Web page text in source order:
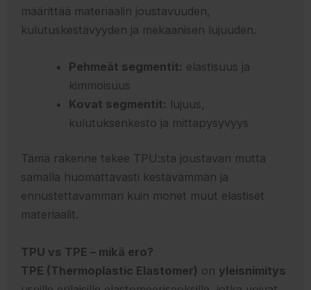
määrittää materiaalin joustavuuden,
kulutuskestävyyden ja mekaanisen lujuuden.
Pehmeät segmentit: elastisuus ja
kimmoisuus
Kovat segmentit: lujuus,
kulutuksenkesto ja mittapysyvyys
Tämä rakenne tekee TPU:sta joustavan mutta
samalla huomattavasti kestävämmän ja
ennustettavamman kuin monet muut elastiset
materiaalit.
TPU vs TPE – mikä ero?
TPE (Thermoplastic Elastomer) on yleisnimitys